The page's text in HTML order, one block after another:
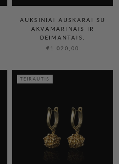
AUKSINIAI AUSKARAI SU
AKVAMARINAIS IR
DEIMANTAIS.
€1.020,00
TEIRAUTIS